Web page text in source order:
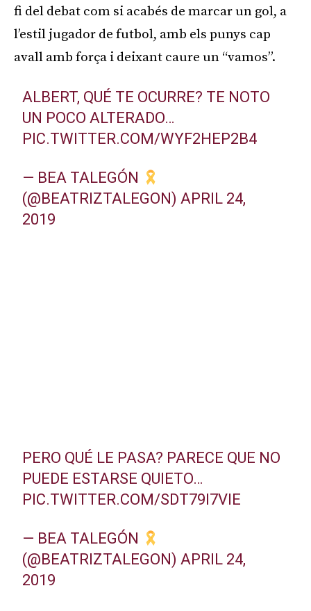
fi del debat com si acabés de marcar un gol, a
l’estil jugador de futbol, amb els punys cap
avall amb força i deixant caure un “vamos”.
ALBERT, QUÉ TE OCURRE? TE NOTO
UN POCO ALTERADO…
PIC.TWITTER.COM/WYF2HEP2B4
— BEA TALEGÓN
(@BEATRIZTALEGON) APRIL 24,
2019
PERO QUÉ LE PASA? PARECE QUE NO
PUEDE ESTARSE QUIETO…
PIC.TWITTER.COM/SDT79I7VIE
— BEA TALEGÓN
(@BEATRIZTALEGON) APRIL 24,
2019